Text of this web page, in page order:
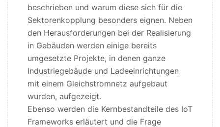
beschrieben und warum diese sich für die
Sektorenkopplung besonders eignen. Neben
den Herausforderungen bei der Realisierung
in Gebäuden werden einige bereits
umgesetzte Projekte, in denen ganze
Industriegebäude und Ladeeinrichtungen
mit einem Gleichstromnetz aufgebaut
wurden, aufgezeigt.
Ebenso werden die Kernbestandteile des IoT
Frameworks erläutert und die Frage